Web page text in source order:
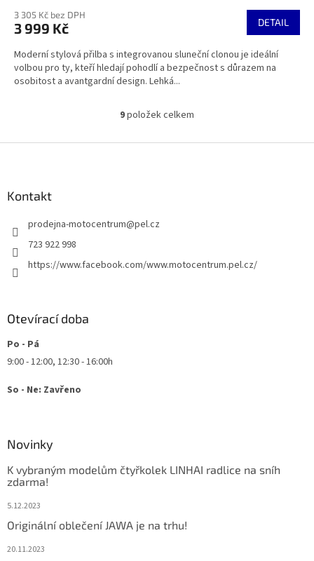
3 305 Kč bez DPH
3 999 Kč DETAIL
Moderní stylová přilba s integrovanou sluneční clonou je ideální
volbou pro ty, kteří hledají pohodlí a bezpečnost s důrazem na
osobitost a avantgardní design. Lehká...
O
l
p
k
9položek celkem
Kontakt
prodejna-motocentrum@pel.cz
723 922 998
https://www.facebook.com/www.motocentrum.pel.cz/
Otevírací doba
Po - Pá
9:00 - 12:00, 12:30 - 16:00h
So - Ne: Zavřeno
Novinky
K vybraným modelům čtyřkolek LINHAI radlice na sníh
zdarma!
5.12.2023
Originální oblečení JAWA je na trhu!
20.11.2023